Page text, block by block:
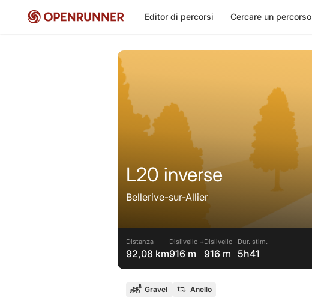
Editor di percorsi Cercare un percorso
L20 inverse
Bellerive-sur-Allier
Distanza
92,08 km
Dislivello +
916 m
Dislivello -
916 m
Dur. stim.
5h41
Gravel Anello